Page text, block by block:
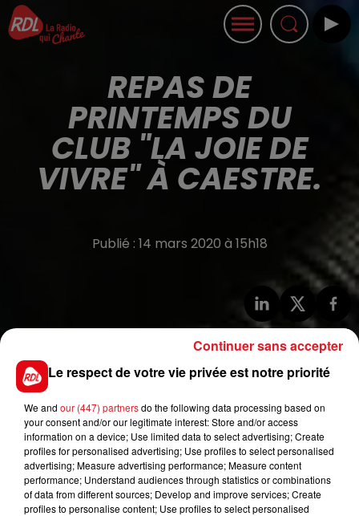
REPAS DE
PRINTEMPS DU
CLUB "LA JOIE DE
VIVRE" À CAESTRE.
Publié : 14 mars 2020 à 15h18
Ajouter à votre calendrier
Date 27 mai 2020 à 10h30
Le respect de votre vie privée est notre priorité
We and our (447) partnersdo the following data processing based on
your consent and/or our legitimate interest: Store and/or access
information on a device; Use limited data to select advertising; Create
profiles for personalised advertising; Use profiles to select personalised
advertising; Measure advertising performance; Measure content
performance; Understand audiences through statistics or combinations
of data from different sources; Develop and improve services; Create
profiles to personalise content; Use profiles to select personalised
Continuer sans accepter